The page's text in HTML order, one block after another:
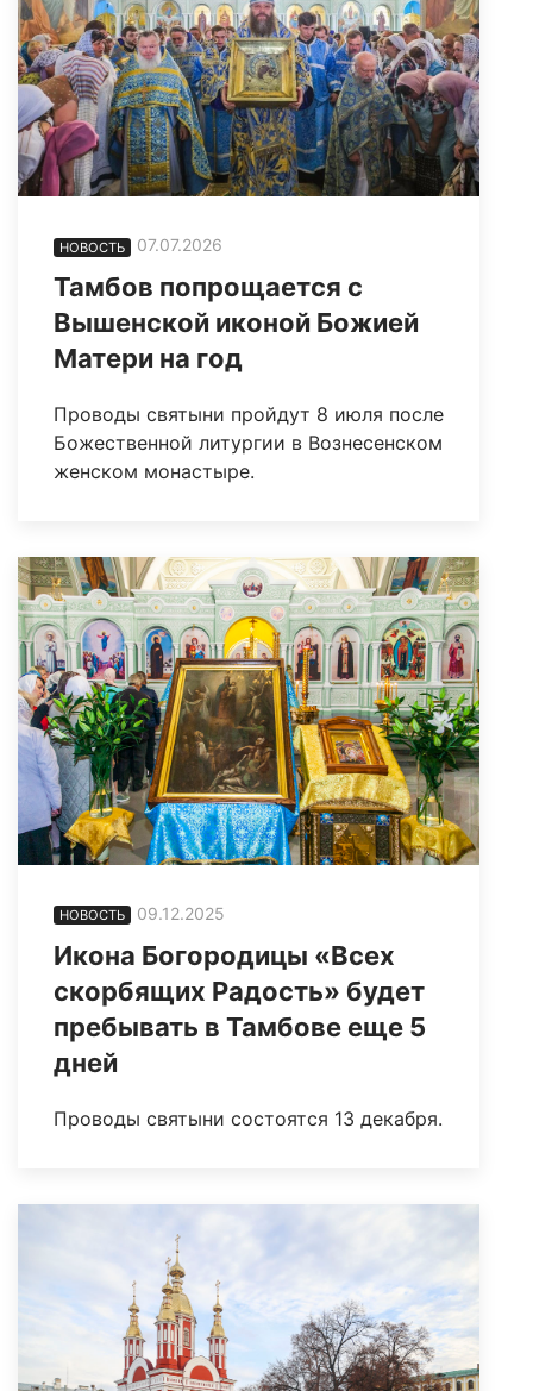
НОВОСТЬ 07.07.2026
Тамбов попрощается с
Вышенской иконой Божией
Матери на год
Проводы святыни пройдут 8 июля после
Божественной литургии в Вознесенском
женском монастыре.
НОВОСТЬ 09.12.2025
Икона Богородицы «Всех
скорбящих Радость» будет
пребывать в Тамбове еще 5
дней
Проводы святыни состоятся 13 декабря.